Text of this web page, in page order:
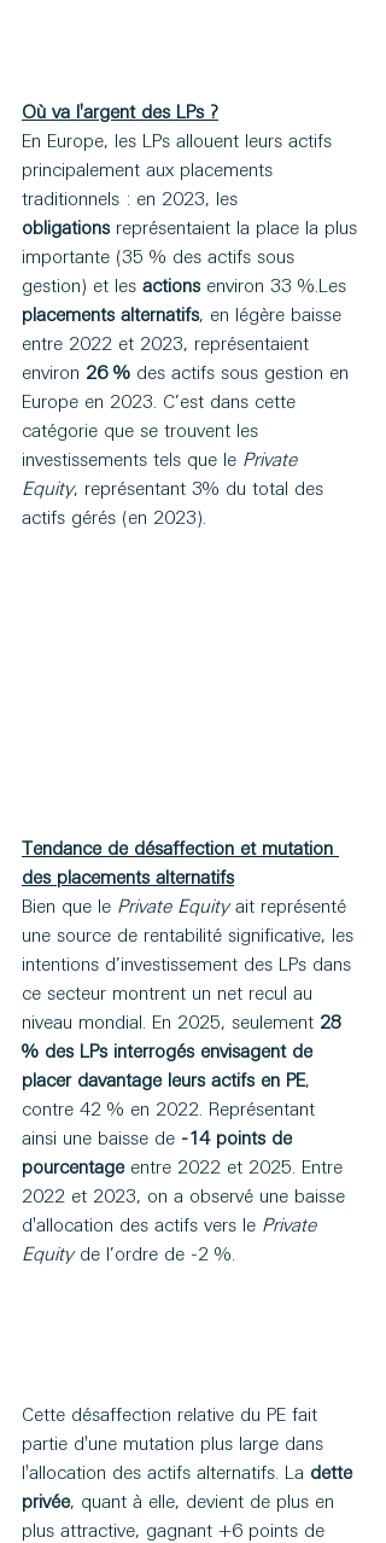
Où va l'argent des LPs ?
En Europe, les LPs allouent leurs actifs
principalement aux placements
traditionnels : en 2023, les
obligations représentaient la place la plus
importante (35 % des actifs sous
gestion) et les actions environ 33 %.Les
placements alternatifs, en légère baisse
entre 2022 et 2023, représentaient
environ 26 % des actifs sous gestion en
Europe en 2023. C’est dans cette
catégorie que se trouvent les
investissements tels que le Private
Equity, représentant 3% du total des
actifs gérés (en 2023).
Tendance de désaffection et mutation
des placements alternatifs
Bien que le Private Equity ait représenté
une source de rentabilité significative, les
intentions d’investissement des LPs dans
ce secteur montrent un net recul au
niveau mondial. En 2025, seulement 28
% des LPs interrogés envisagent de
placer davantage leurs actifs en PE,
contre 42 % en 2022. Représentant
ainsi une baisse de -14 points de
pourcentage entre 2022 et 2025. Entre
2022 et 2023, on a observé une baisse
d'allocation des actifs vers le Private
Equity de l’ordre de -2 %.
Cette désaffection relative du PE fait
partie d'une mutation plus large dans
l'allocation des actifs alternatifs. La dette
privée, quant à elle, devient de plus en
plus attractive, gagnant +6 points de